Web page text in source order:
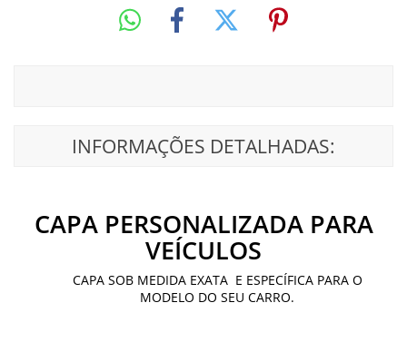
INFORMAÇÕES DETALHADAS:
CAPA PERSONALIZADA PARA
VEÍCULOS
CAPA SOB MEDIDA EXATA E ESPECÍFICA PARA O
MODELO DO SEU CARRO.